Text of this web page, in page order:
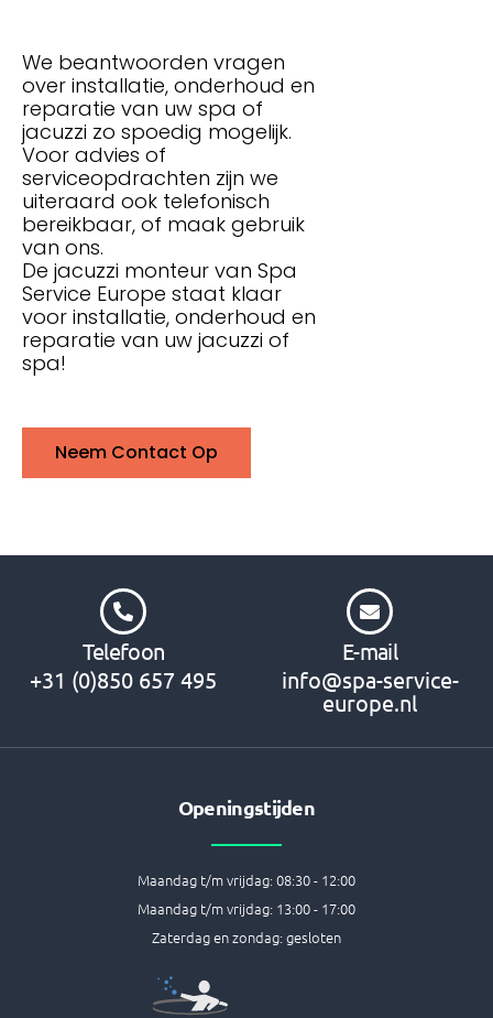
We beantwoorden vragen
over installatie, onderhoud en
reparatie van uw spa of
jacuzzi zo spoedig mogelijk.
Voor advies of
serviceopdrachten zijn we
uiteraard ook telefonisch
bereikbaar, of maak gebruik
van ons.
De jacuzzi monteur van Spa
Service Europe staat klaar
voor installatie, onderhoud en
reparatie van uw jacuzzi of
spa!
Neem Contact Op
Telefoon
+31 (0)850 657 495
E-mail
info@spa-service-
europe.nl
Openingstijden
Maandag t/m vrijdag: 08:30 - 12:00
Maandag t/m vrijdag: 13:00 - 17:00
Zaterdag en zondag: gesloten